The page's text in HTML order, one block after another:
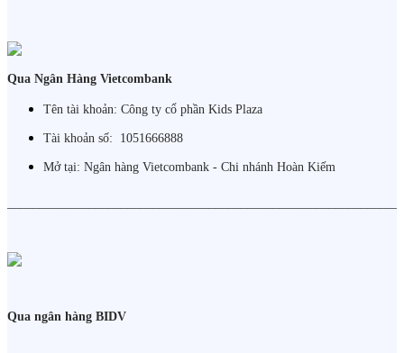
Qua Ngân Hàng Vietcombank
Tên tài khoản: Công ty cổ phần Kids Plaza
Tài khoản số: 1051666888
Mở tại: Ngân hàng Vietcombank - Chi nhánh Hoàn Kiếm
Qua ngân hàng BIDV